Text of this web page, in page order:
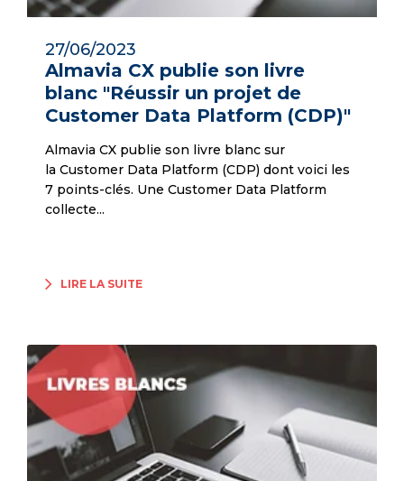
27/06/2023
Almavia CX publie son livre
blanc "Réussir un projet de
Customer Data Platform (CDP)"
Almavia CX publie son livre blanc sur
la Customer Data Platform (CDP) dont voici les
7 points-clés. Une Customer Data Platform
collecte...
LIRE LA SUITE